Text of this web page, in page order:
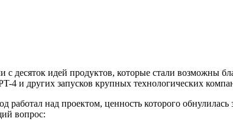
десяток идей продуктов, которые стали возможны
4 и других запусков крупных технологических
работал над проектом, ценность которого
вопрос: